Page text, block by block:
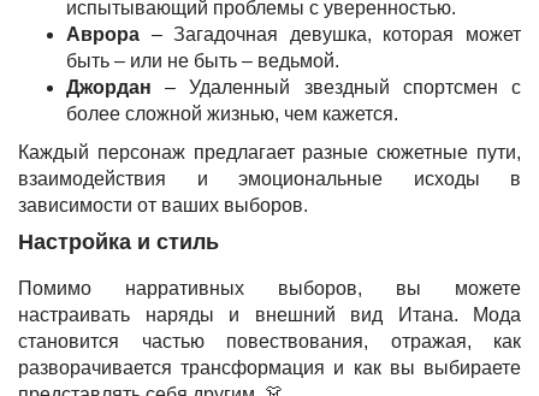
испытывающий проблемы с уверенностью.
Аврора – Загадочная девушка, которая может
быть – или не быть – ведьмой.
Джордан – Удаленный звездный спортсмен с
более сложной жизнью, чем кажется.
Каждый персонаж предлагает разные сюжетные пути,
взаимодействия и эмоциональные исходы в
зависимости от ваших выборов.
Настройка и стиль
Помимо нарративных выборов, вы можете
настраивать наряды и внешний вид Итана. Мода
становится частью повествования, отражая, как
разворачивается трансформация и как вы выбираете